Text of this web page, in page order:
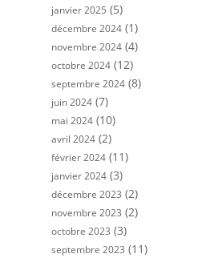
janvier 2025 (5)
décembre 2024 (1)
novembre 2024 (4)
octobre 2024 (12)
septembre 2024 (8)
juin 2024 (7)
mai 2024 (10)
avril 2024 (2)
février 2024 (11)
janvier 2024 (3)
décembre 2023 (2)
novembre 2023 (2)
octobre 2023 (3)
septembre 2023 (11)